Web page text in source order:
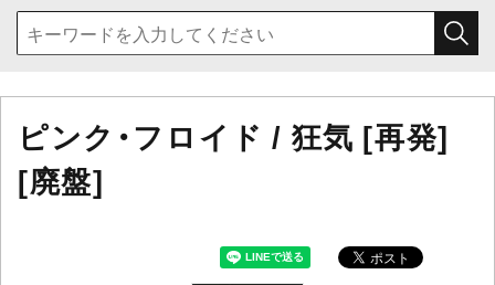
ピンク・フロイド / 狂気 [再発]
[廃盤]